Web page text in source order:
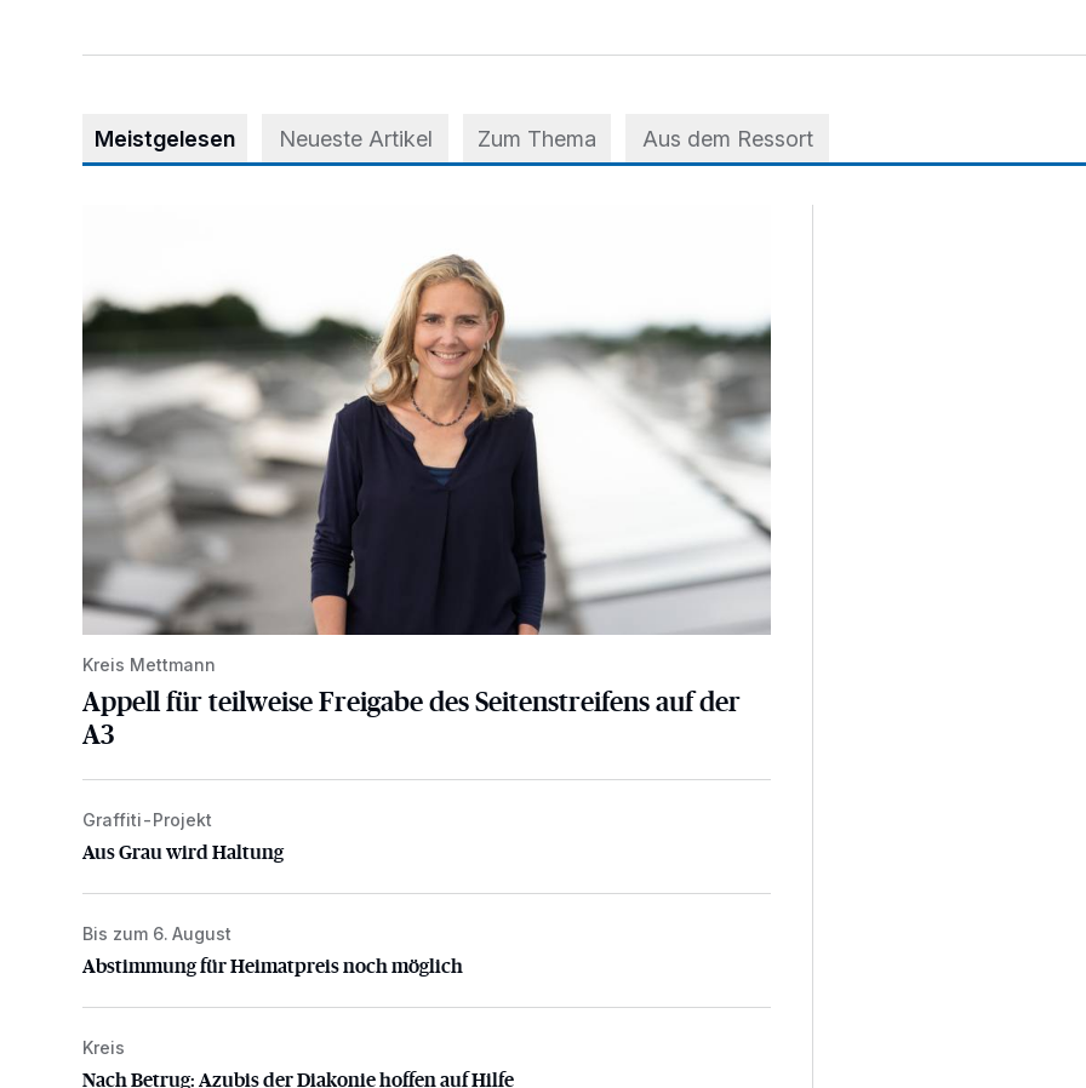
Meistgelesen Neueste Artikel Zum Thema Aus dem Ressort
Kreis Mettmann
Appell für teilweise Freigabe des Seitenstreifens auf der
A3
Aus Grau wird Haltung
Graffiti-Projekt
Aus Grau wird Haltung
Abstimmung für Heimatpreis noch möglich
Bis zum 6. August
Abstimmung für Heimatpreis noch möglich
Nach Betrug: Azubis der Diakonie hoffen auf Hilfe
Kreis
Nach Betrug: Azubis der Diakonie hoffen auf Hilfe